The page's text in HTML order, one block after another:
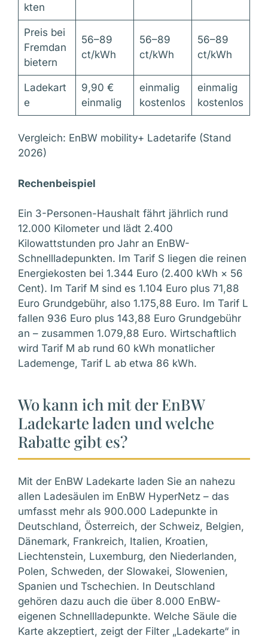
kten
Preis bei
Fremdan
bietern
56–89
ct/kWh
56–89
ct/kWh
56–89
ct/kWh
Ladekart
e
9,90 €
einmalig
einmalig
kostenlos
einmalig
kostenlos
Vergleich: EnBW mobility+ Ladetarife (Stand
2026)
Rechenbeispiel
Ein 3-Personen-Haushalt fährt jährlich rund
12.000 Kilometer und lädt 2.400
Kilowattstunden pro Jahr an EnBW-
Schnellladepunkten. Im Tarif S liegen die reinen
Energiekosten bei 1.344 Euro (2.400 kWh × 56
Cent). Im Tarif M sind es 1.104 Euro plus 71,88
Euro Grundgebühr, also 1.175,88 Euro. Im Tarif L
fallen 936 Euro plus 143,88 Euro Grundgebühr
an – zusammen 1.079,88 Euro. Wirtschaftlich
wird Tarif M ab rund 60 kWh monatlicher
Lademenge, Tarif L ab etwa 86 kWh.
Wo kann ich mit der EnBW
Ladekarte laden und welche
Rabatte gibt es?
Mit der EnBW Ladekarte laden Sie an nahezu
allen Ladesäulen im EnBW HyperNetz – das
umfasst mehr als 900.000 Ladepunkte in
Deutschland, Österreich, der Schweiz, Belgien,
Dänemark, Frankreich, Italien, Kroatien,
Liechtenstein, Luxemburg, den Niederlanden,
Polen, Schweden, der Slowakei, Slowenien,
Spanien und Tschechien. In Deutschland
gehören dazu auch die über 8.000 EnBW-
eigenen Schnellladepunkte. Welche Säule die
Karte akzeptiert, zeigt der Filter „Ladekarte“ in